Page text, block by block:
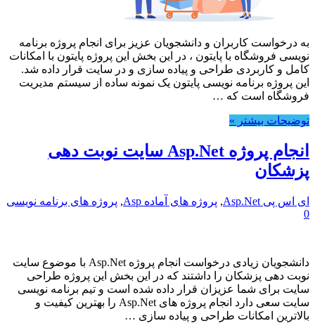
به درخواست کاربران و دانشجویان عزیز برای انجام پروژه برنامه
نویسی فروشگاه با پایتون ، در این بخش این پروژه پایتون با امکانات
کامل و کاربردی طراحی و پیاده سازی و در سایت قرار داده شد.
این پروژه برنامه نویسی پایتون یک نمونه ساده از سیستم مدیریت
فروشگاه است که …
توضیحات بیشتر »
انجام پروژه Asp.Net سایت نوبت دهی
پزشکان
ای اس پی Asp.Net , پروژه های آماده Asp , پروژه های برنامه نویسی
0
دانشجویان زیادی درخواست انجام پروژه Asp.Net با موضوع سایت
نوبت دهی پزشکان را داشتند که در این بخش این پروژه طراحی
سایت برای شما عزیزان قرار داده شده است و تیم برنامه نویسی
سایت سعی دارد انجام پروژه های Asp.Net را بهترین کیفیت و
بالاترین امکانات طراحی و پیاده سازی …